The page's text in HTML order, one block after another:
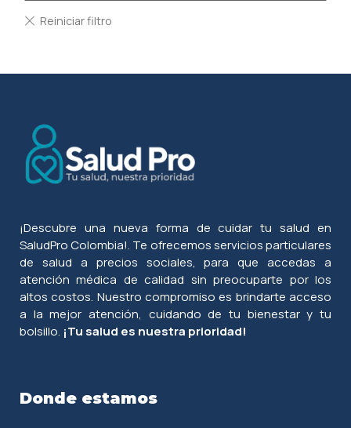
¡Descubre una nueva forma de cuidar tu salud en
SaludPro Colombia!. Te ofrecemos servicios particulares
de salud a precios sociales, para que accedas a
atención médica de calidad sin preocuparte por los
altos costos. Nuestro compromiso es brindarte acceso
a la mejor atención, cuidando de tu bienestar y tu
bolsillo. ¡Tu salud es nuestra prioridad!
Donde estamos